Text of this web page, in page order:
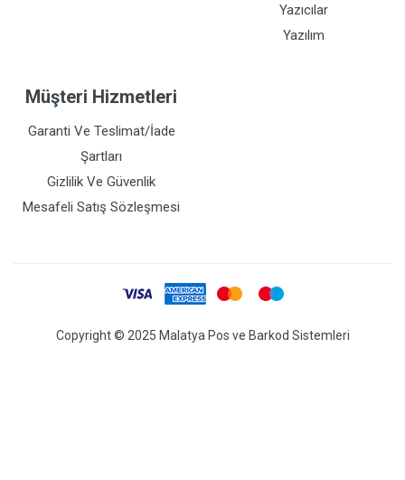
Yazıcılar
Yazılım
Müşteri Hizmetleri
Garanti Ve Teslimat/İade
Şartları
Gizlilik Ve Güvenlik
Mesafeli Satış Sözleşmesi
Copyright © 2025 Malatya Pos ve Barkod Sistemleri